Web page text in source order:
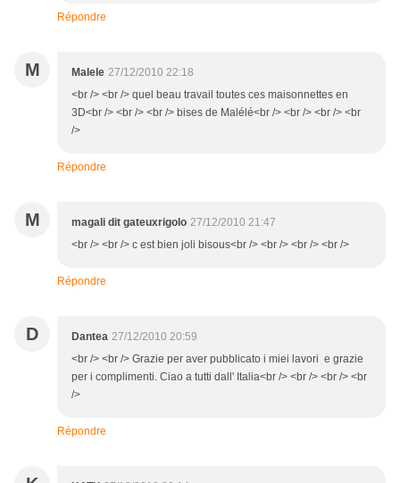
Répondre
M Malele 27/12/2010 22:18
<br /> <br /> quel beau travail toutes ces maisonnettes en
3D<br /> <br /> <br /> bises de Malélé<br /> <br /> <br /> <br
/>
Répondre
M magali dit gateuxrigolo 27/12/2010 21:47
<br /> <br /> c est bien joli bisous<br /> <br /> <br /> <br />
Répondre
D Dantea 27/12/2010 20:59
<br /> <br /> Grazie per aver pubblicato i miei lavori e grazie
per i complimenti. Ciao a tutti dall' Italia<br /> <br /> <br /> <br
/>
Répondre